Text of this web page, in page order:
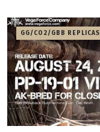
GG/CO2/GBB REPLICAS